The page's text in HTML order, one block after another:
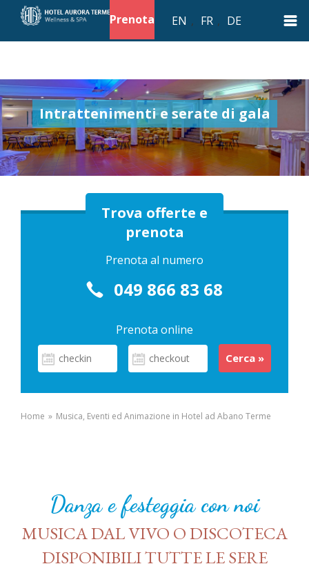
Prenota EN , FR , DE
Intrattenimenti e serate di gala
Trova offerte e
prenota
Prenota al numero
049 866 83 68
Prenota online
Home » Musica, Eventi ed Animazione in Hotel ad Abano Terme
Danza e festeggia con noi
MUSICA DAL VIVO O DISCOTECA
DISPONIBILI TUTTE LE SERE